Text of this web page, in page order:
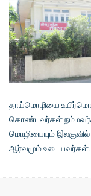
தாய்மொழியை
கொண்டவர்கள்
மொழியையும் இலகுவில்
ஆர்வமும் உடையவர்கள்.